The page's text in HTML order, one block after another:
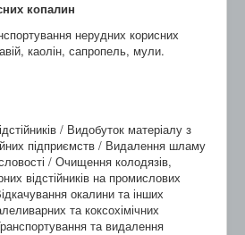
копалин
нерудних корисних
каолін, сапропель, мули.
/ Видобуток матеріалу з
підприємств / Видалення шламу
/ Очищення колодязів,
відстійників на промислових
окалини та інших
та коксохімічних
та видалення